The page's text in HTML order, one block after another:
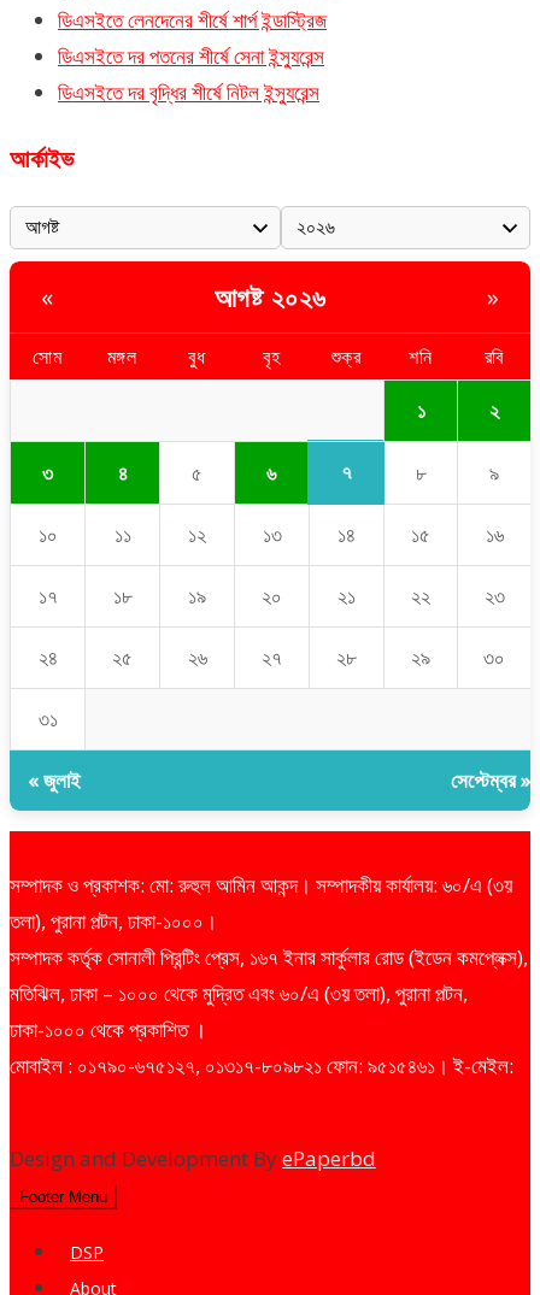
ডিএসইতে লেনদেনের শীর্ষে শার্প ইন্ডাস্ট্রিজ
ডিএসইতে দর পতনের শীর্ষে সেনা ইন্স্যুরেন্স
ডিএসইতে দর বৃদ্ধির শীর্ষে নিটল ইন্স্যুরেন্স
আর্কাইভ
« আগষ্ট ২০২৬ »
সোম মঙ্গল বুধ বৃহ শুক্র শনি রবি
১ ২
৩ ৪ ৫ ৬ ৭ ৮ ৯
১০ ১১ ১২ ১৩ ১৪ ১৫ ১৬
১৭ ১৮ ১৯ ২০ ২১ ২২ ২৩
২৪ ২৫ ২৬ ২৭ ২৮ ২৯ ৩০
৩১
« জুলাই সেপ্টেম্বর »
সম্পাদক ও প্রকাশক: মো: রুহুল আমিন আকন্দ। সম্পাদকীয় কার্যালয়: ৬০/এ (৩য়
তলা), পুরানা পল্টন, ঢাকা-১০০০।
সম্পাদক কর্তৃক সোনালী প্রিন্টিং প্রেস, ১৬৭ ইনার সার্কুলার রোড (ইডেন কমপ্লেক্স),
মতিঝিল, ঢাকা – ১০০০ থেকে মুদ্রিত এবং ৬০/এ (৩য় তলা), পুরানা পল্টন,
ঢাকা-১০০০ থেকে প্রকাশিত ।
মোবাইল : ০১৭৯০-৬৭৫১২৭, ০১৩১৭-৮০৯৮২১ ফোন: ৯৫১৫৪৬১। ই-মেইল:
Design and Development ByePaperbd
Footer Menu
DSP
About